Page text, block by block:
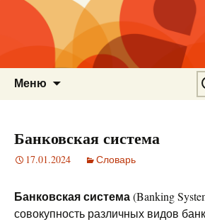
Меню
Банковская система
17.01.2024 Словарь
Банковская система(Banking
совокупность различных видов